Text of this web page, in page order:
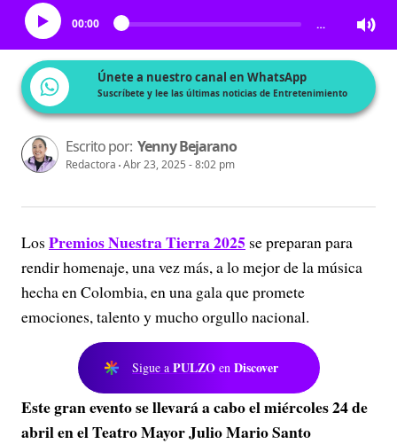
00:00 …
Únete a nuestro canal en WhatsApp
Suscríbete y lee las últimas noticias de Entretenimiento
Escrito por: Yenny Bejarano
Redactora Abr 23, 2025 - 8:02 pm
Los Premios Nuestra Tierra 2025 se preparan para
rendir homenaje, una vez más, a lo mejor de la música
hecha en Colombia, en una gala que promete
emociones, talento y mucho orgullo nacional.
Sigue a PULZO en Discover
Este gran evento se llevará a cabo el miércoles 24 de
abril en el Teatro Mayor Julio Mario Santo